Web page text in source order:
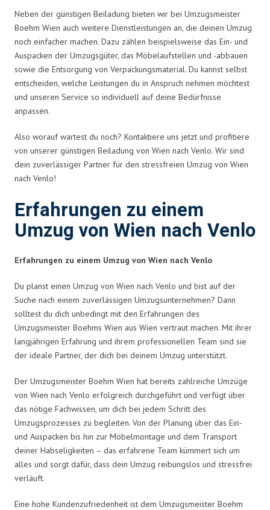
Neben der günstigen Beiladung bieten wir bei Umzugsmeister
Boehm Wien auch weitere Dienstleistungen an, die deinen Umzug
noch einfacher machen. Dazu zählen beispielsweise das Ein- und
Auspacken der Umzugsgüter, das Möbelaufstellen und -abbauen
sowie die Entsorgung von Verpackungsmaterial. Du kannst selbst
entscheiden, welche Leistungen du in Anspruch nehmen möchtest
und unseren Service so individuell auf deine Bedürfnisse
anpassen.
Also worauf wartest du noch? Kontaktiere uns jetzt und profitiere
von unserer günstigen Beiladung von Wien nach Venlo. Wir sind
dein zuverlässiger Partner für den stressfreien Umzug von Wien
nach Venlo!
Erfahrungen zu einem
Umzug von Wien nach Venlo
Erfahrungen zu einem Umzug von Wien nach Venlo
Du planst einen Umzug von Wien nach Venlo und bist auf der
Suche nach einem zuverlässigen Umzugsunternehmen? Dann
solltest du dich unbedingt mit den Erfahrungen des
Umzugsmeister Boehms Wien aus Wien vertraut machen. Mit ihrer
langjährigen Erfahrung und ihrem professionellen Team sind sie
der ideale Partner, der dich bei deinem Umzug unterstützt.
Der Umzugsmeister Boehm Wien hat bereits zahlreiche Umzüge
von Wien nach Venlo erfolgreich durchgeführt und verfügt über
das nötige Fachwissen, um dich bei jedem Schritt des
Umzugsprozesses zu begleiten. Von der Planung über das Ein-
und Auspacken bis hin zur Möbelmontage und dem Transport
deiner Habseligkeiten – das erfahrene Team kümmert sich um
alles und sorgt dafür, dass dein Umzug reibungslos und stressfrei
verläuft.
Eine hohe Kundenzufriedenheit ist dem Umzugsmeister Boehm